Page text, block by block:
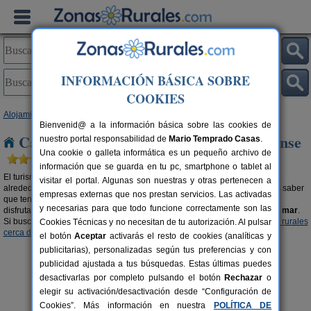
Alojamientos
Casas rurales cerca de la playa en Ourense
El turismo rural es mucho más que bellos parajes y una bonita naturaleza
alrededor. Si buscas
debes saber
que tenemos una amplia oferta donde elegir. Alojamientos rurales donde
disfrutar de la belleza que nos proporciona la naturaleza y elencanto del mar.
Si buscas un contraste diferente, te recomendamos visitar nuestrascasas rurales
cerca de la nieve en Ourense.
INFORMACIÓN BÁSICA SOBRE
COOKIES
Bienvenid@ a la información básica sobre las cookies de
nuestro portal responsabilidad de Mario Temprado Casas.
Una cookie o galleta informática es un pequeño archivo de
información que se guarda en tu pc, smartphone o tablet al
visitar el portal. Algunas son nuestras y otras pertenecen a
empresas externas que nos prestan servicios. Las activadas
y necesarias para que todo funcione correctamente son las
Cookies Técnicas y no necesitan de tu autorización. Al pulsar
el botónAceptar activarás el resto de cookies (analíticas y
publicitarias), personalizadas según tus preferencias y con
publicidad ajustada a tus búsquedas. Estas últimas puedes
desactivarlas por completo pulsando el botón Rechazar o
elegir su activación/desactivación desde “Configuración de
Cookies”. Más información en nuestra
POLÍTICA DE